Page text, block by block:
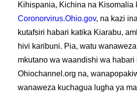
Kihispania, Kichina na Kisomalia
Coronorvirus.Ohio.gov, na kazi
kutafsiri habari katika Kiarabu,
hivi karibuni. Pia, watu
mkutano wa waandishi wa habari
Ohiochannel.org na,
wanaweza kuchagua lugha ya